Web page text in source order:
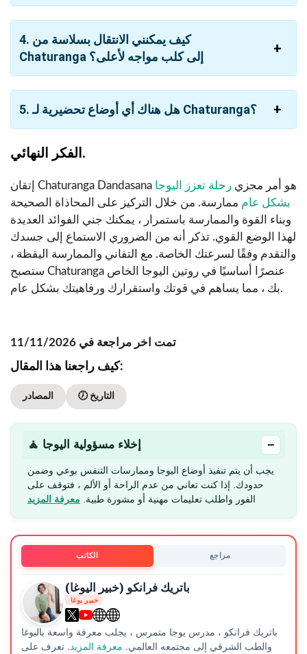
4. كيف يمكنني الانتقال بسلاسة من
Chaturanga إلى كلب مواجه لأعلى؟
5. هل هناك أي أوضاع تحضيرية لـ Chaturanga؟
الفكر النهائي.
إتقان Chaturanga Dandasana هو أمر مجزي رحلة تعزز اليوجا
بشكل عام ممارسة. من خلال التركيز على المحاذاة الصحيحة
وبناء القوة والممارسة باستمرار ، يمكنك جني الفوائد العديدة
لهذا الوضع القوي. تذكر أنه من الضروري الاستماع إلى جسدك
والتقدم وفقًا لسرعتك الخاصة. مع التفاني والممارسة اليقظة ،
ستصبح Chaturanga عنصرًا أساسيًا في روتين اليوجا الخاص
بك ، مما يساهم في قوتك واستقرارك ورفاهيتك بشكل عام.
تمت اخر مراجعة في 11/11/2026
كيف راجعنا هذا المقال:
المصادر 🕖 التاريخ
🧘 إخلاء مسؤولية اليوجا −
يجب أن يتم تنفيذ أوضاع اليوجا وممارسات التنفس بوعي وضمن
حدودك. إذا كنت تعاني من عدم الراحة أو الألم ، فتوقف على
الفور واطلب تعليمات مهنية أو مشورة طبية. معرفة المزيد
الكاتب مراجع
باتريك فرانكو (خبير اليوغا)
خبير يوغا
باتريك فرانكو ، مدرس يوجا متمرس ، يجلب معرفة واسعة باليوغا
والطب الشرقي إلى مجتمعه العالمي. معرفة المزيد. تعرف على